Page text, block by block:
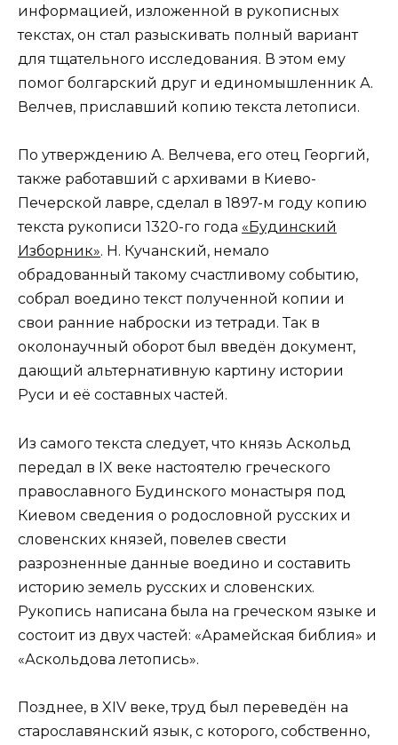
информацией, изложенной в рукописных
текстах, он стал разыскивать полный вариант
для тщательного исследования. В этом ему
помог болгарский друг и единомышленник А.
Велчев, приславший копию текста летописи.
По утверждению А. Велчева, его отец Георгий,
также работавший с архивами в Киево-
Печерской лавре, сделал в 1897-м году копию
текста рукописи 1320-го года «Будинский
Изборник». Н. Кучанский, немало
обрадованный такому счастливому событию,
собрал воедино текст полученной копии и
свои ранние наброски из тетради. Так в
околонаучный оборот был введён документ,
дающий альтернативную картину истории
Руси и её составных частей.
Из самого текста следует, что князь Аскольд
передал в IX веке настоятелю греческого
православного Будинского монастыря под
Киевом сведения о родословной русских и
словенских князей, повелев свести
разрозненные данные воедино и составить
историю земель русских и словенских.
Рукопись написана была на греческом языке и
состоит из двух частей: «Арамейская библия» и
«Аскольдова летопись».
Позднее, в XIV веке, труд был переведён на
старославянский язык, с которого, собственно,